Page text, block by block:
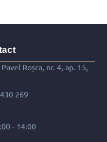
Roșca, nr. 4, ap. 15,
269
- 14:00